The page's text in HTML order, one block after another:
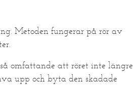
Metoden fungerar på rör av
omfattande att röret inte längre
upp och byta den skadade